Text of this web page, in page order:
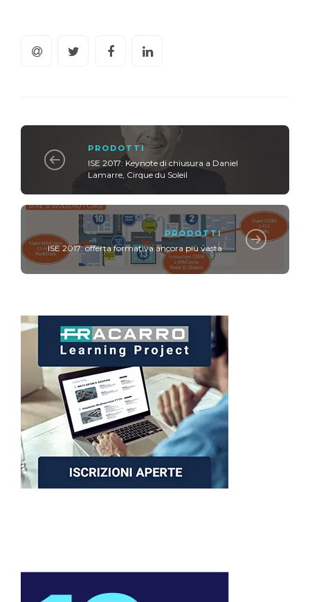
PRODOTTI
ISE 2017: Keynote di chiusura a Daniel
Lamarre, Cirque du Soleil
PRODOTTI
ISE 2017: offerta formativa ancora più vasta